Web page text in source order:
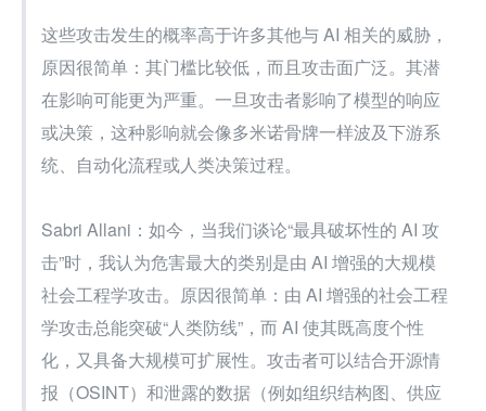
这些攻击发生的概率高于许多其他与 AI 相关的威胁，
原因很简单：其门槛比较低，而且攻击面广泛。其潜
在影响可能更为严重。一旦攻击者影响了模型的响应
或决策，这种影响就会像多米诺骨牌一样波及下游系
统、自动化流程或人类决策过程。
Sabri Allani：如今，当我们谈论“最具破坏性的 AI 攻
击”时，我认为危害最大的类别是由 AI 增强的大规模
社会工程学攻击。原因很简单：由 AI 增强的社会工程
学攻击总能突破“人类防线”，而 AI 使其既高度个性
化，又具备大规模可扩展性。攻击者可以结合开源情
报（OSINT）和泄露的数据（例如组织结构图、供应